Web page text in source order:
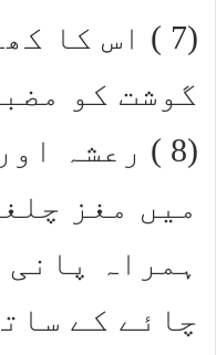
(7 ) اس کا
گوشت کو
(8 ) رعشہ
میں مغز
ہمراہ
چائے کے